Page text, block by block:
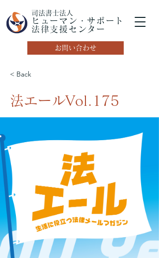
司法書士法人
ヒューマン・サポート
法律支援センター
お問い合わせ
< Back
法エールVol.175